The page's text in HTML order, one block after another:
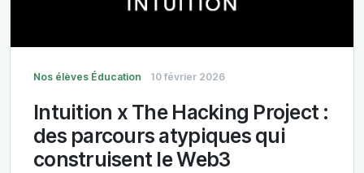
Nos élèves Éducation 10 février 2026
Intuition x The Hacking Project :
des parcours atypiques qui
construisent le Web3